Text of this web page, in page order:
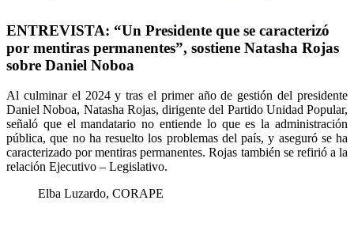
ENTREVISTA: “Un Presidente que se caracterizó
por mentiras permanentes”, sostiene Natasha Rojas
sobre Daniel Noboa
Al culminar el 2024 y tras el primer año de gestión del presidente
Daniel Noboa, Natasha Rojas, dirigente del Partido Unidad Popular,
señaló que el mandatario no entiende lo que es la administración
pública, que no ha resuelto los problemas del país, y aseguró se ha
caracterizado por mentiras permanentes. Rojas también se refirió a la
relación Ejecutivo – Legislativo.
Elba Luzardo, CORAPE